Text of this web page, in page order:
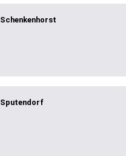
Schenkenhorst
Sputendorf